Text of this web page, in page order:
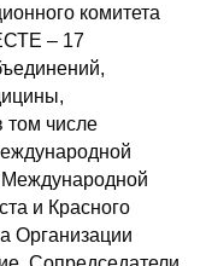
комитета
– 17
том числе
Международной
и Красного
Организации